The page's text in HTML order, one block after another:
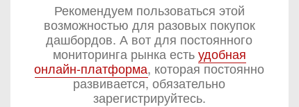
Рекомендуем пользоваться этой
возможностью для разовых покупок
дашбордов. А вот для постоянного
мониторинга рынка естьудобная
онлайн-платформа, которая постоянно
развивается, обязательно
зарегистрируйтесь.